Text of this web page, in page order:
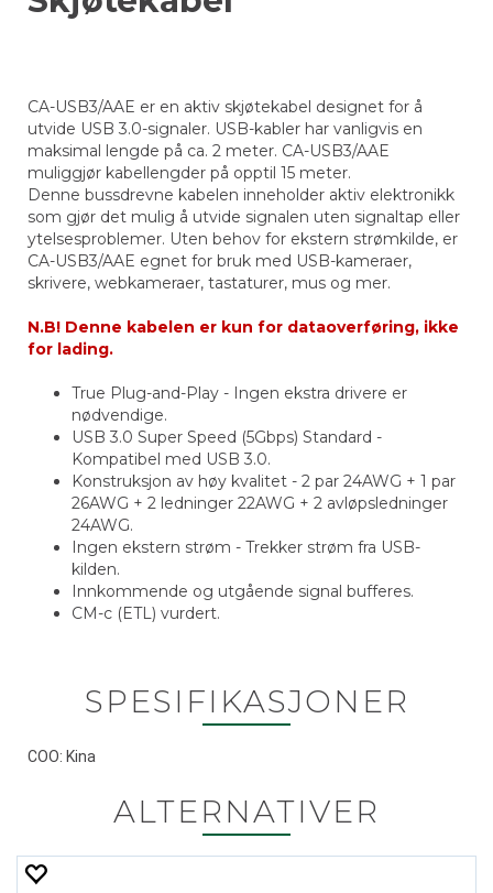
CA-USB3/AAE er en aktiv skjøtekabel designet for å
utvide USB 3.0-signaler. USB-kabler har vanligvis en
maksimal lengde på ca. 2 meter. CA-USB3/AAE
muliggjør kabellengder på opptil 15 meter.
Denne bussdrevne kabelen inneholder aktiv elektronikk
som gjør det mulig å utvide signalen uten signaltap eller
ytelsesproblemer. Uten behov for ekstern strømkilde, er
CA-USB3/AAE egnet for bruk med USB-kameraer,
skrivere, webkameraer, tastaturer, mus og mer.
N.B! Denne kabelen er kun for dataoverføring, ikke
for lading.
True Plug-and-Play - Ingen ekstra drivere er
nødvendige.
USB 3.0 Super Speed (5Gbps) Standard -
Kompatibel med USB 3.0.
Konstruksjon av høy kvalitet - 2 par 24AWG + 1 par
26AWG + 2 ledninger 22AWG + 2 avløpsledninger
24AWG.
Ingen ekstern strøm - Trekker strøm fra USB-
kilden.
Innkommende og utgående signal bufferes.
CM-c (ETL) vurdert.
SPESIFIKASJONER
COO: Kina
ALTERNATIVER